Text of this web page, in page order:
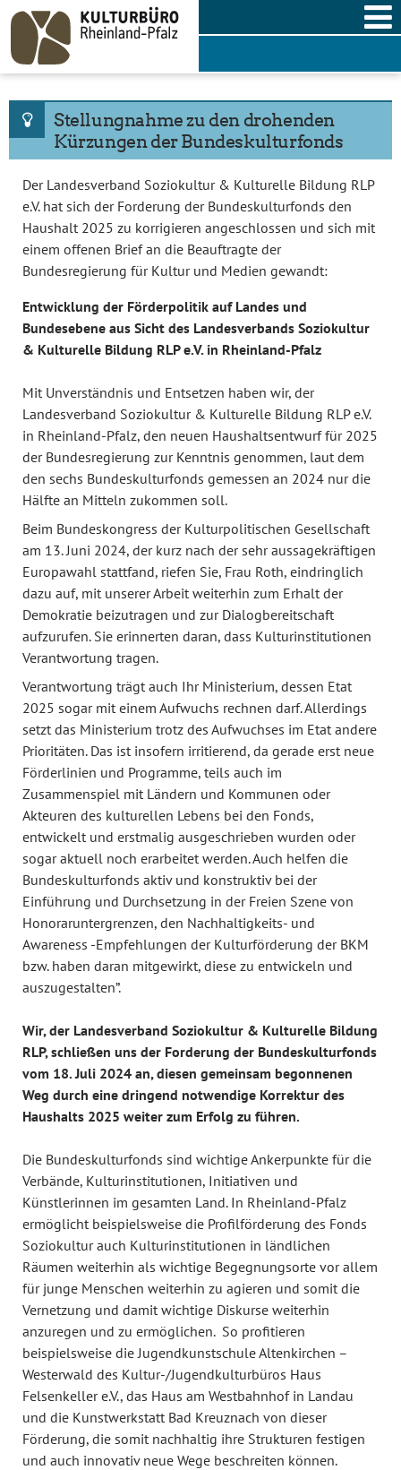
Skip
content
Stellungnahme zu den drohenden
Kürzungen der Bundeskulturfonds
Der Landesverband Soziokultur & Kulturelle Bildung RLP
e.V. hat sich der Forderung der Bundeskulturfonds den
Haushalt 2025 zu korrigieren angeschlossen und sich mit
einem offenen Brief an die Beauftragte der
Bundesregierung für Kultur und Medien gewandt:
Entwicklung der Förderpolitik auf Landes und
Bundesebene aus Sicht des Landesverbands Soziokultur
& Kulturelle Bildung RLP e.V. in Rheinland-Pfalz
Mit Unverständnis und Entsetzen haben wir, der
Landesverband Soziokultur & Kulturelle Bildung RLP e.V.
in Rheinland-Pfalz, den neuen Haushaltsentwurf für 2025
der Bundesregierung zur Kenntnis genommen, laut dem
den sechs Bundeskulturfonds gemessen an 2024 nur die
Hälfte an Mitteln zukommen soll.
Beim Bundeskongress der Kulturpolitischen Gesellschaft
am 13. Juni 2024, der kurz nach der sehr aussagekräftigen
Europawahl stattfand, riefen Sie, Frau Roth, eindringlich
dazu auf, mit unserer Arbeit weiterhin zum Erhalt der
Demokratie beizutragen und zur Dialogbereitschaft
aufzurufen. Sie erinnerten daran, dass Kulturinstitutionen
Verantwortung tragen.
Verantwortung trägt auch Ihr Ministerium, dessen Etat
2025 sogar mit einem Aufwuchs rechnen darf. Allerdings
setzt das Ministerium trotz des Aufwuchses im Etat andere
Prioritäten. Das ist insofern irritierend, da gerade erst neue
Förderlinien und Programme, teils auch im
Zusammenspiel mit Ländern und Kommunen oder
Akteuren des kulturellen Lebens bei den Fonds,
entwickelt und erstmalig ausgeschrieben wurden oder
sogar aktuell noch erarbeitet werden. Auch helfen die
Bundeskulturfonds aktiv und konstruktiv bei der
Einführung und Durchsetzung in der Freien Szene von
Honoraruntergrenzen, den Nachhaltigkeits- und
Awareness -Empfehlungen der Kulturförderung der BKM
bzw. haben daran mitgewirkt, diese zu entwickeln und
auszugestalten”.
Wir, der Landesverband Soziokultur & Kulturelle Bildung
RLP, schließen uns der Forderung der Bundeskulturfonds
vom 18. Juli 2024 an, diesen gemeinsam begonnenen
Weg durch eine dringend notwendige Korrektur des
Haushalts 2025 weiter zum Erfolg zu führen.
Die Bundeskulturfonds sind wichtige Ankerpunkte für die
Verbände, Kulturinstitutionen, Initiativen und
Künstlerinnen im gesamten Land. In Rheinland-Pfalz
ermöglicht beispielsweise die Profilförderung des Fonds
Soziokultur auch Kulturinstitutionen in ländlichen
Räumen weiterhin als wichtige Begegnungsorte vor allem
für junge Menschen weiterhin zu agieren und somit die
Vernetzung und damit wichtige Diskurse weiterhin
anzuregen und zu ermöglichen. So profitieren
beispielsweise die Jugendkunstschule Altenkirchen –
Westerwald des Kultur-/Jugendkulturbüros Haus
Felsenkeller e.V., das Haus am Westbahnhof in Landau
und die Kunstwerkstatt Bad Kreuznach von dieser
Förderung, die somit nachhaltig ihre Strukturen festigen
und auch innovativ neue Wege beschreiten können.